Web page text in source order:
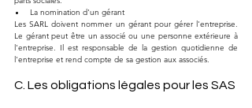
La nomination d'un gérant
Les SARL doivent nommer un gérant pour gérer l'entreprise.
Le gérant peut être un associé ou une personne extérieure à
l'entreprise. Il est responsable de la gestion quotidienne de
l'entreprise et rend compte de sa gestion aux associés.
C. Les obligations légales pour les SAS